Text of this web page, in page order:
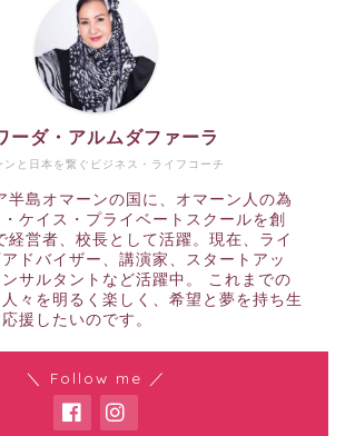
ンと日本を繋ぐビジネス・ライフコーチ
ーダ・アルムダファーラ
半島オマーンの国に、オマーン人の為
ケイス・プライベートスクールを創
経営者、校長として活躍。現在、ライ
ドバイザー、講演家、スタートアッ
サルタントなど活躍中。 これまでの
々を明るく楽しく、希望と夢を持ち生
援したいのです。
＼ Follow me ／